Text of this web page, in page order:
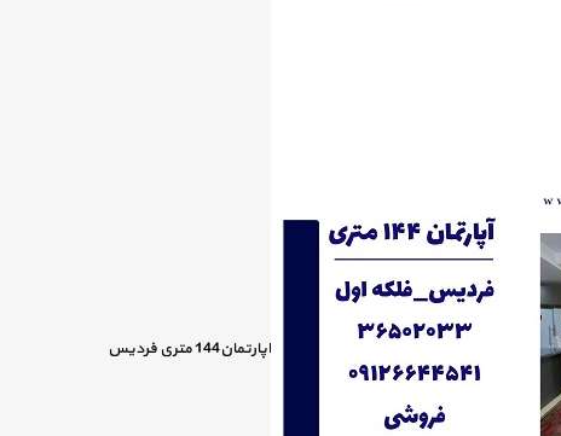
اپارتمان144 متری فردیس